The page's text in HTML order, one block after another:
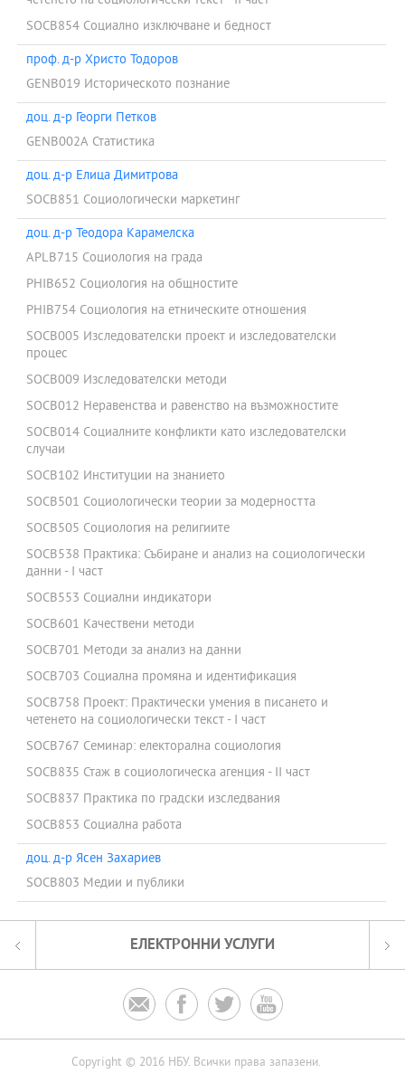
SOCB854 Социално изключване и бедност
проф. д-р Христо Тодоров
GENB019 Историческото познание
доц. д-р Георги Петков
GENB002A Статистика
доц. д-р Елица Димитрова
SOCB851 Социологически маркетинг
доц. д-р Теодора Карамелска
APLB715 Социология на града
PHIB652 Социология на общностите
PHIB754 Социология на етническите отношения
SOCB005 Изследователски проект и изследователски
процес
SOCB009 Изследователски методи
SOCB012 Неравенства и равенство на възможностите
SOCB014 Социалните конфликти като изследователски
случаи
SOCB102 Институции на знанието
SOCB501 Социологически теории за модерността
SOCB505 Социология на религиите
SOCB538 Практика: Събиране и анализ на социологически
данни - І част
SOCB553 Социални индикатори
SOCB601 Качествени методи
SOCB701 Методи за анализ на данни
SOCB703 Социална промяна и идентификация
SOCB758 Проект: Практически умения в писането и
четенето на социологически текст - І част
SOCB767 Семинар: електорална социология
SOCB835 Стаж в социологическа агенция - II част
SOCB837 Практика по градски изследвания
SOCB853 Социална работа
доц. д-р Ясен Захариев
SOCB803 Медии и публики
ЕЛЕКТРОННИ УСЛУГИ
   
Copyright © 2016 НБУ. Всички права запазени.